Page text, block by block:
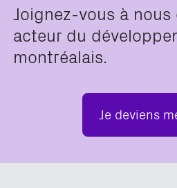
Joignez-vous à nous
acteur du
montréalais.
Je deviens